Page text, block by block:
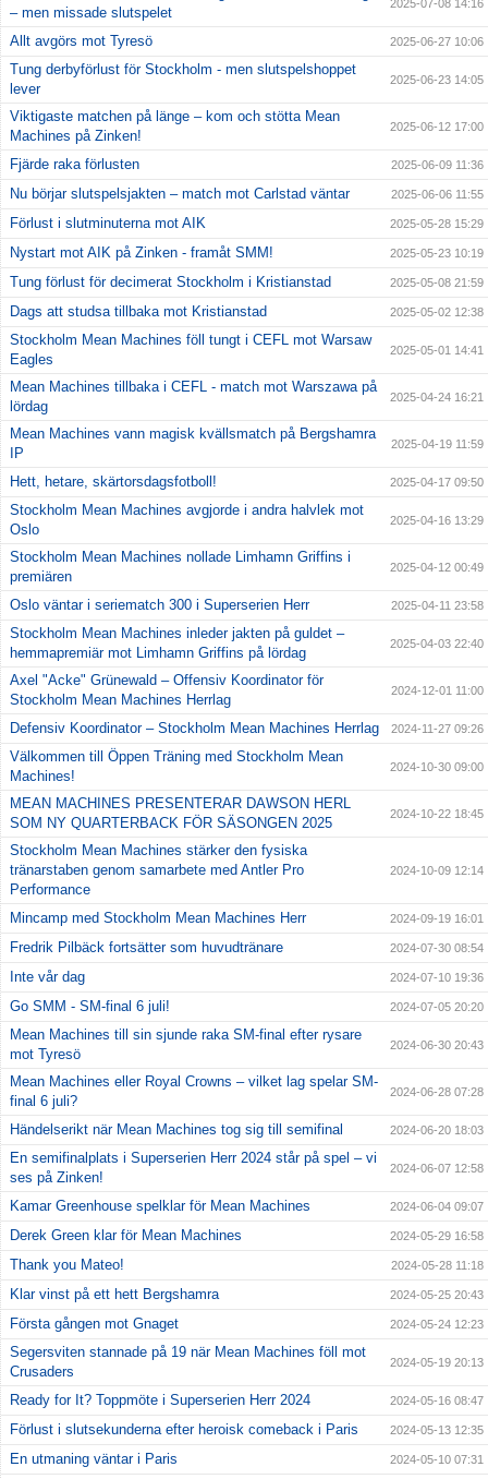
– men missade slutspelet
2025-07-08 14:16
Allt avgörs mot Tyresö 2025-06-27 10:06
Tung derbyförlust för Stockholm - men slutspelshoppet
lever
2025-06-23 14:05
Viktigaste matchen på länge – kom och stötta Mean
Machines på Zinken!
2025-06-12 17:00
Fjärde raka förlusten 2025-06-09 11:36
Nu börjar slutspelsjakten – match mot Carlstad väntar 2025-06-06 11:55
Förlust i slutminuterna mot AIK 2025-05-28 15:29
Nystart mot AIK på Zinken - framåt SMM! 2025-05-23 10:19
Tung förlust för decimerat Stockholm i Kristianstad 2025-05-08 21:59
Dags att studsa tillbaka mot Kristianstad 2025-05-02 12:38
Stockholm Mean Machines föll tungt i CEFL mot Warsaw
Eagles
2025-05-01 14:41
Mean Machines tillbaka i CEFL - match mot Warszawa på
lördag
2025-04-24 16:21
Mean Machines vann magisk kvällsmatch på Bergshamra
IP
2025-04-19 11:59
Hett, hetare, skärtorsdagsfotboll! 2025-04-17 09:50
Stockholm Mean Machines avgjorde i andra halvlek mot
Oslo
2025-04-16 13:29
Stockholm Mean Machines nollade Limhamn Griffins i
premiären
2025-04-12 00:49
Oslo väntar i seriematch 300 i Superserien Herr 2025-04-11 23:58
Stockholm Mean Machines inleder jakten på guldet –
hemmapremiär mot Limhamn Griffins på lördag
2025-04-03 22:40
Axel "Acke" Grünewald – Offensiv Koordinator för
Stockholm Mean Machines Herrlag
2024-12-01 11:00
Defensiv Koordinator – Stockholm Mean Machines Herrlag 2024-11-27 09:26
Välkommen till Öppen Träning med Stockholm Mean
Machines!
2024-10-30 09:00
MEAN MACHINES PRESENTERAR DAWSON HERL
SOM NY QUARTERBACK FÖR SÄSONGEN 2025
2024-10-22 18:45
Stockholm Mean Machines stärker den fysiska
tränarstaben genom samarbete med Antler Pro
Performance
2024-10-09 12:14
Mincamp med Stockholm Mean Machines Herr 2024-09-19 16:01
Fredrik Pilbäck fortsätter som huvudtränare 2024-07-30 08:54
Inte vår dag 2024-07-10 19:36
Go SMM - SM-final 6 juli! 2024-07-05 20:20
Mean Machines till sin sjunde raka SM-final efter rysare
mot Tyresö
2024-06-30 20:43
Mean Machines eller Royal Crowns – vilket lag spelar SM-
final 6 juli?
2024-06-28 07:28
Händelserikt när Mean Machines tog sig till semifinal 2024-06-20 18:03
En semifinalplats i Superserien Herr 2024 står på spel – vi
ses på Zinken!
2024-06-07 12:58
Kamar Greenhouse spelklar för Mean Machines 2024-06-04 09:07
Derek Green klar för Mean Machines 2024-05-29 16:58
Thank you Mateo! 2024-05-28 11:18
Klar vinst på ett hett Bergshamra 2024-05-25 20:43
Första gången mot Gnaget 2024-05-24 12:23
Segersviten stannade på 19 när Mean Machines föll mot
Crusaders
2024-05-19 20:13
Ready for It? Toppmöte i Superserien Herr 2024 2024-05-16 08:47
Förlust i slutsekunderna efter heroisk comeback i Paris 2024-05-13 12:35
En utmaning väntar i Paris 2024-05-10 07:31